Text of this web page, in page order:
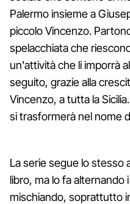
Palermo insieme a
piccolo Vincenzo.
spelacchiata che
un'attività che li imporrà
seguito, grazie alla
Vincenzo, a tutta la
si trasformerà nel nome
La serie segue lo stesso
libro, ma lo fa alternando
mischiando, soprattutto